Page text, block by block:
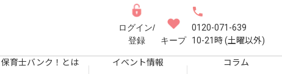
ログイン/
登録
キープ
0120-071-639
10-21時 (土曜以外)
保育士バンク！とは イベント情報 コラム